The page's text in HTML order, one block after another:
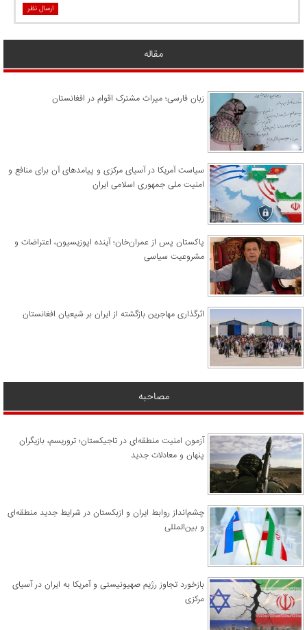
ارسال نظر
مقاله
زبان فارسی؛ میراث مشترک اقوام در افغانستان
سیاست آمریکا در آسیای مرکزی و پیامدهای آن برای منافع و
امنیت ملی جمهوری اسلامی ایران
پاکستان پس از عمران‌خان؛ آینده اپوزیسیون، اعتراضات و
مشروعیت سیاسی
اثرگذاری مهاجرین بازگشته از ایران بر شیعیان افغانستان
مصاحبه
آزمون امنیت منطقه‌ای در تاجیکستان؛ تروریسم، بازیگران
پنهان و معادلات جدید
چشم‌انداز روابط ایران و ازبکستان در شرایط جدید منطقه‌ای
و بین‌المللی
​بازخورد تجاوز رژیم صهیونیستی و آمریکا به ایران در آسیای
مرکزی